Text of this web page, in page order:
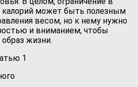
калорий может быть полезным
весом, но к нему нужно
и вниманием, чтобы
жизни.
1